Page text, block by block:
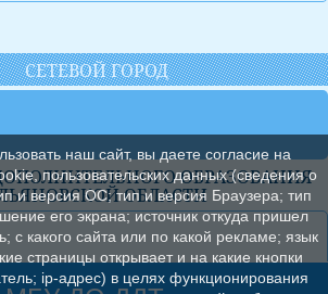
СЕТЕВОЙ ГОРОД
ОБРАЗОВАНИЯ
ОБЛАСТИ
наш сайт, вы даете согласие на
пользовательских данных (сведения о
и версия ОС; тип и версия Браузера; тип
его экрана; источник откуда пришел
с какого сайта или по какой рекламе; язык
страницы открывает и на какие кнопки
ip-адрес) в целях функционирования